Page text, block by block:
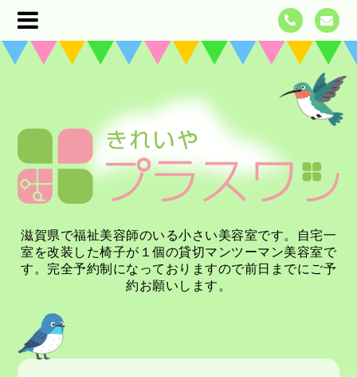
滋賀県で福祉美容師のいる小さい美容室です。自宅一
室を改装した椅子が１個の貸切マンツーマン美容室で
す。完全予約制になっておりますので前日までにご予
約お願いします。